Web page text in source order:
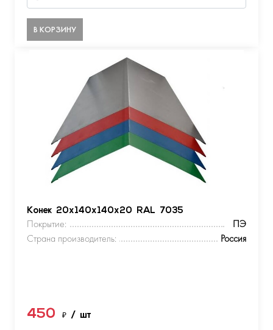
В КОРЗИНУ
Конек 20х140х140х20 RAL 7035
Покрытие:
ПЭ
Страна производитель:
Россия
450 ₽ / шт